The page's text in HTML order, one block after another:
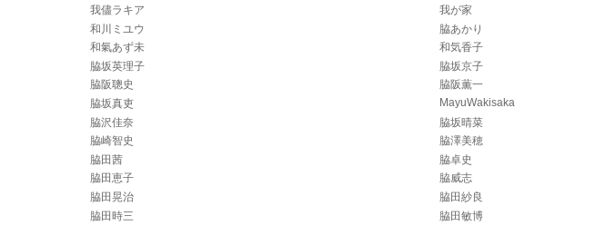
我儘ラキア
我が家
和川ミユウ
脇あかり
和氣あず未
和気香子
脇坂英理子
脇坂京子
脇阪聰史
脇阪薫一
脇坂真吏
MayuWakisaka
脇沢佳奈
脇坂晴菜
脇崎智史
脇澤美穂
脇田茜
脇卓史
脇田恵子
脇威志
脇田晃治
脇田紗良
脇田時三
脇田敏博